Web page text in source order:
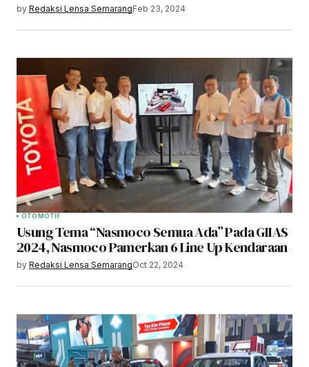
by Redaksi Lensa SemarangFeb 23, 2024
OTOMOTIF
Usung Tema “Nasmoco Semua Ada” Pada GIIAS
2024, Nasmoco Pamerkan 6 Line Up Kendaraan
by Redaksi Lensa SemarangOct 22, 2024